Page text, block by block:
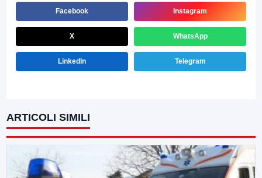
Facebook Instagram
X WhatsApp
LinkedIn Telegram
ARTICOLI SIMILI